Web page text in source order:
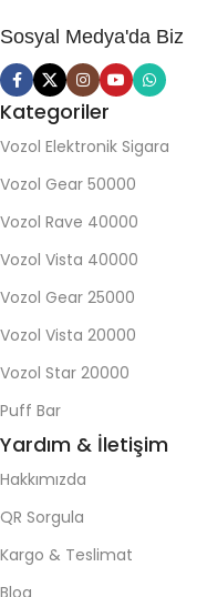
Sosyal Medya'da Biz
Kategoriler
Vozol Elektronik Sigara
Vozol Gear 50000
Vozol Rave 40000
Vozol Vista 40000
Vozol Gear 25000
Vozol Vista 20000
Vozol Star 20000
Puff Bar
Yardım & İletişim
Hakkımızda
QR Sorgula
Kargo & Teslimat